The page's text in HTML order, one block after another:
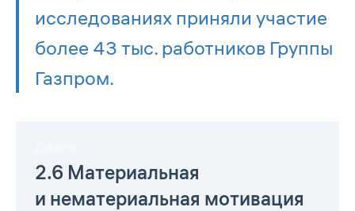
исследованиях приняли участие
более 43 тыс. работников Группы
Газпром.
2.6 Материальная
и нематериаль­ная мотивация